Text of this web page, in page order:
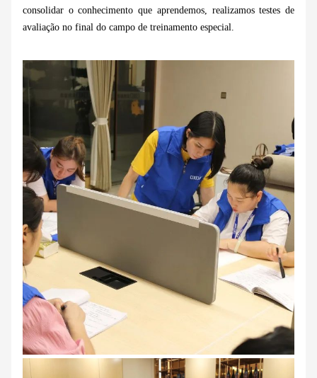
consolidar o conhecimento que aprendemos, realizamos testes de
avaliação no final do campo de treinamento especial.